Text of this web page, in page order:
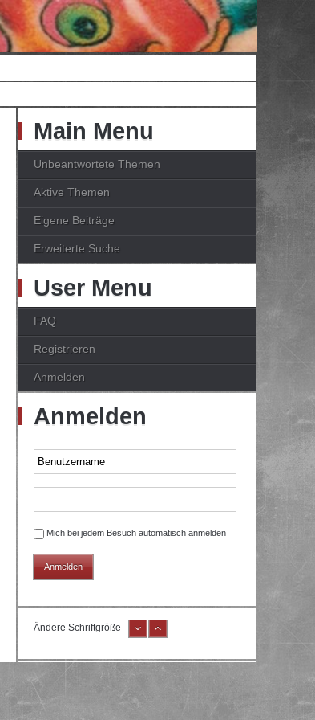
Main Menu
Unbeantwortete Themen
Aktive Themen
Eigene Beiträge
Erweiterte Suche
User Menu
FAQ
Registrieren
Anmelden
Anmelden
Mich bei jedem Besuch automatisch anmelden
Ändere Schriftgröße